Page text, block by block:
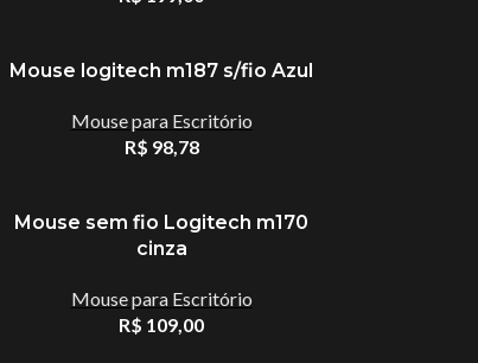
Facilitam o Seu Dia
Mouse logitech m187 s/fio Azul
Mouse para Escritório
R$ 98,78
Mouse sem fio Logitech m170
cinza
Mouse para Escritório
R$ 109,00